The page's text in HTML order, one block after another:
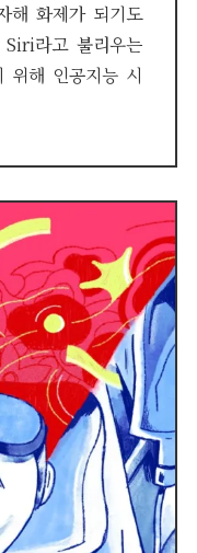
해 화제가 되기도
라고 불리우는
위해 인공지능 시